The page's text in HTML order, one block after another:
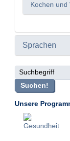
Kochen und
Sprachen
Suchbegriff
Suchen!
Unsere